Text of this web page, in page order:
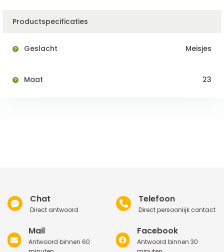
Productspecificaties
Geslacht Meisjes
Maat 23
Chat
Direct antwoord
Telefoon
Direct persoonlijk contact
Mail
Antwoord binnen 60
Facebook
Antwoord binnen 30